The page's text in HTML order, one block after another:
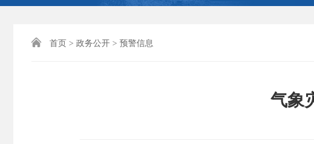
 首页 > 政务公开 > 预警信息
气象